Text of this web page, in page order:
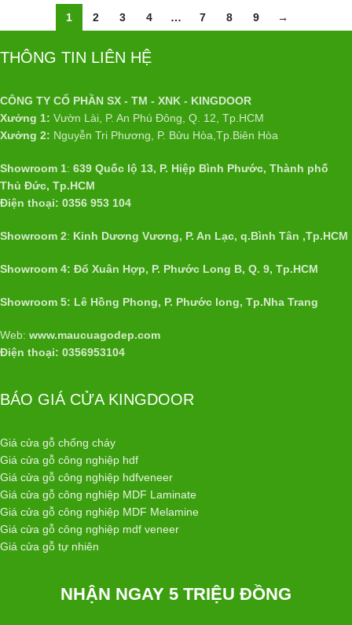
1 2 3 4 … 7 8 9 →
THÔNG TIN LIÊN HỆ
CÔNG TY CỔ PHẦN SX - TM - XNK - KINGDOOR
Xưởng 1: Vườn Lài, P. An Phú Đông, Q. 12, Tp.HCM
Xưởng 2: Nguyễn Tri Phương, P. Bửu Hòa,Tp.Biên Hòa
Showroom 1: 639 Quốc lộ 13, P. Hiệp Bình Phước, Thành phố
Thủ Đức, Tp.HCM
Điện thoại: 0356 953 104
Showroom 2: Kinh Dương Vương, P. An Lạc, q.Bình Tân ,Tp.HCM
Showroom 4: Đổ Xuân Hợp, P. Phước Long B, Q. 9, Tp.HCM
Showroom 5: Lê Hồng Phong, P. Phước long, Tp.Nha Trang
Web: www.maucuagodep.com
Điện thoại: 0356953104
BÁO GIÁ CỬA KINGDOOR
Giá cửa gỗ chống cháy
Giá cửa gỗ công nghiệp hdf
Giá cửa gỗ công nghiệp hdfveneer
Giá cửa gỗ công nghiệp MDF Laminate
Giá cửa gỗ công nghiệp MDF Melamine
Giá cửa gỗ công nghiệp mdf veneer
Giá cửa gỗ tự nhiên
NHẬN NGAY 5 TRIỆU ĐỒNG